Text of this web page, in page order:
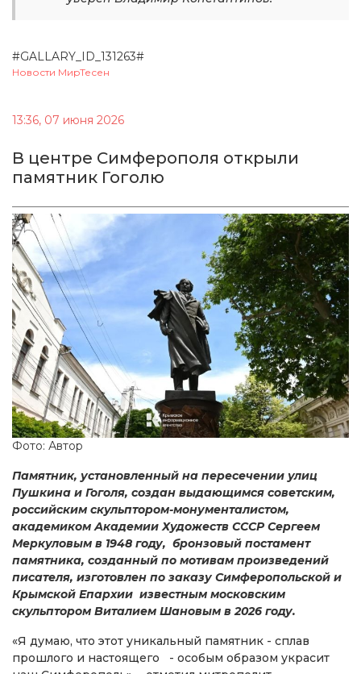
#GALLARY_ID_131263#
Новости МирТесен
13:36, 07 июня 2026
В центре Симферополя открыли
памятник Гоголю
Фото: Автор
Памятник, установленный на пересечении улиц
Пушкина и Гоголя, создан выдающимся советским,
российским скульптором-монументалистом,
академиком Академии Художеств СССР Сергеем
Меркуловым в 1948 году, бронзовый постамент
памятника, созданный по мотивам произведений
писателя, изготовлен по заказу Симферопольской и
Крымской Епархии известным московским
скульптором Виталием Шановым в 2026 году.
«Я думаю, что этот уникальный памятник - сплав
прошлого и настоящего - особым образом украсит